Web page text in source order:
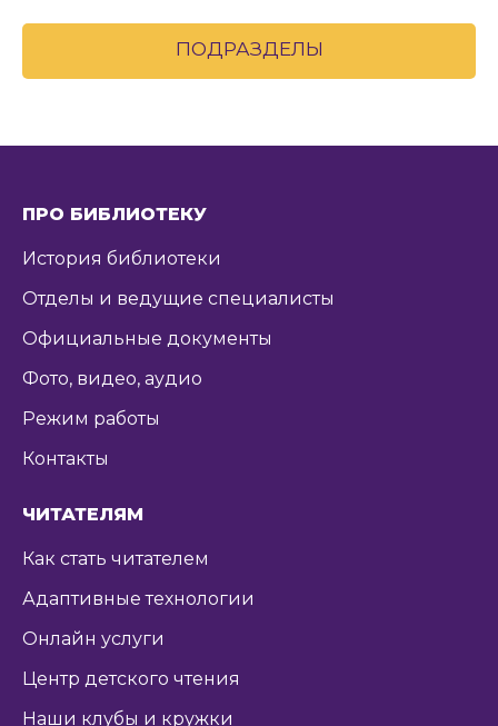
ПОДРАЗДЕЛЫ
ПРО БИБЛИОТЕКУ
История библиотеки
Отделы и ведущие специалисты
Официальные документы
Фото, видео, аудио
Режим работы
Контакты
ЧИТАТЕЛЯМ
Как стать читателем
Адаптивные технологии
Онлайн услуги
Центр детского чтения
Наши клубы и кружки